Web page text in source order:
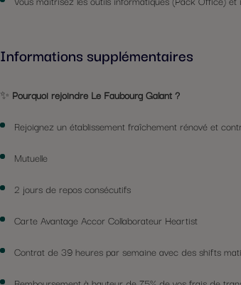
Informations supplémentaires
✨ Pourquoi rejoindre Le Faubourg Galant ?
Rejoignez un établissement fraîchement rénové et
Mutuelle
2 jours de repos consécutifs
Carte Avantage Accor Collaborateur Heartist
Contrat de 39 heures par semaine avec des shifts